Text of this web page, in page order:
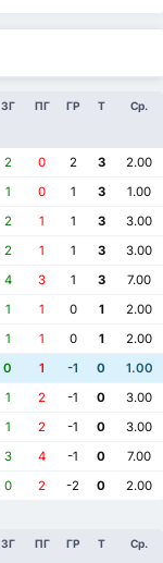
ЗГ ПГ ГР Т Ср.
2 0 2 3
2.00
1 0 1 3
1.00
2 1 1 3
3.00
2 1 1 3
3.00
4 3 1 3
7.00
1 1 0 1
2.00
1 1 0 1
2.00
0 1 -1 0
1.00
1 2 -1 0
3.00
1 2 -1 0
3.00
3 4 -1 0
7.00
0 2 -2 0 2.00
ЗГ ПГ ГР Т Ср.